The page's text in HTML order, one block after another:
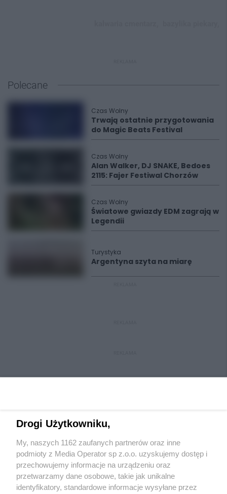
Polecane
Czas Wolny
Trwają ostatnie przygotowania
do Magic Beats Festival
Czas Wolny
Alan Walker, DJ SNAKE, Bedoes
2115: Fajer Festiwal Chorzów
Czas Wolny
Światowe gwiazdy EDM zagrają w
Legendii
Turystyka
Argentyna szyta na miarę
Wydawca mediówlokalnych
Drogi Użytkowniku,
My, naszych 1162 zaufanych partnerów oraz inne
podmioty z Media Operator sp z.o.o. uzyskujemy dostęp i
przechowujemy informacje na urządzeniu oraz
przetwarzamy dane osobowe, takie jak unikalne
identyfikatory, standardowe informacje wysyłane przez